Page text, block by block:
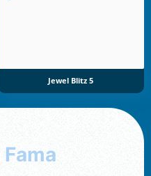
Jewel Blitz 5
Fama